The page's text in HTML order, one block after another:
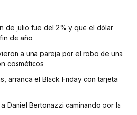
de julio fue del 2% y que el dólar
de año
a una pareja por el robo de una
cosméticos
arranca el Black Friday con tarjeta
Daniel Bertonazzi caminando por la